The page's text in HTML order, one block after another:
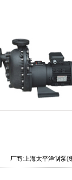
厂商:上海太平洋制泵(